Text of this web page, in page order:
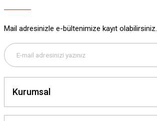
Bu ürüne benzer farklı alternatifler olmalı.
Mail adresinizle e-bültenimize kayıt olabilirsiniz.
Kurumsal